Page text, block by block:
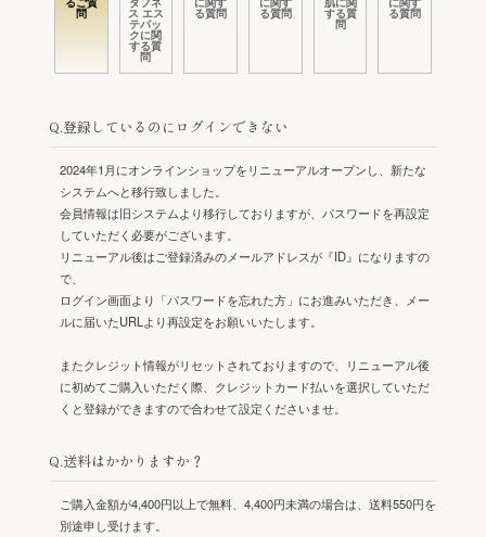
問 ス エス
テパッ
クに関
する質
問
る質問 る質問 する質
問
る質問
Q.登録しているのにログインできない
2024年1月にオンラインショップをリニューアルオープンし、新たな
システムへと移行致しました。
会員情報は旧システムより移行しておりますが、パスワードを再設定
していただく必要がございます。
リニューアル後はご登録済みのメールアドレスが『ID』になりますの
で、
ログイン画面より「パスワードを忘れた方」にお進みいただき、メー
ルに届いたURLより再設定をお願いいたします。
またクレジット情報がリセットされておりますので、リニューアル後
に初めてご購入いただく際、クレジットカード払いを選択していただ
くと登録ができますので合わせて設定くださいませ。
Q.送料はかかりますか？
ご購入金額が4,400円以上で無料、4,400円未満の場合は、送料550円を
別途申し受けます。